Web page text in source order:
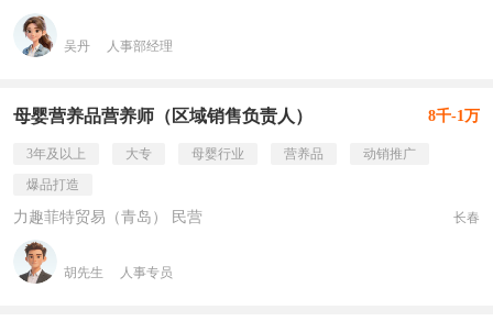
吴丹 人事部经理
母婴营养品营养师（区域销售负责人） 8千-1万
3年及以上 大专 母婴行业 营养品
动销推广
爆品打造
力趣菲特贸易（青岛） 民营 长春
胡先生 人事专员